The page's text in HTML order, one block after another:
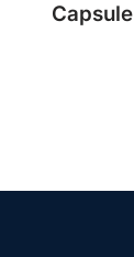
Capsule